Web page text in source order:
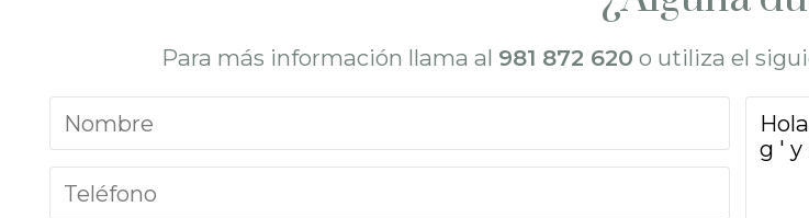
Para más información llama al 981 872 620 o utiliza el